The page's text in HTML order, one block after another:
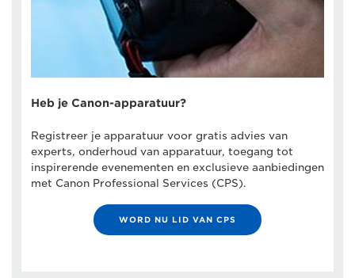
Heb je Canon-apparatuur?
Registreer je apparatuur voor gratis advies van
experts, onderhoud van apparatuur, toegang tot
inspirerende evenementen en exclusieve aanbiedingen
met Canon Professional Services (CPS).
WORD NU LID VAN CPS